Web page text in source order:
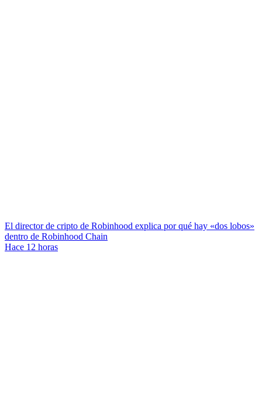
El director de cripto de Robinhood explica por qué hay «dos lobos»
dentro de Robinhood Chain
Hace 12 horas